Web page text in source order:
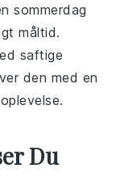
sommerdag
måltid.
saftige
den med en
Du